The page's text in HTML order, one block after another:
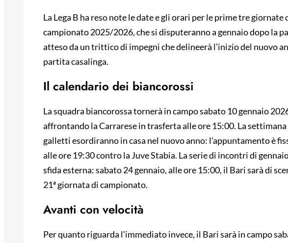
La Lega B ha reso note le date e gli orari per le prime tre
campionato 2025/2026, che si disputeranno a gennaio dopo la
atteso da un trittico di impegni che delineerà l’inizio del nuovo
partita casalinga.
Il calendario dei biancorossi
La squadra biancorossa tornerà in campo sabato 10 gennaio
affrontando la Carrarese in trasferta alle ore 15:00. La settimana
galletti esordiranno in casa nel nuovo anno: l’appuntamento è
alle ore 19:30 contro la Juve Stabia. La serie di incontri di
sfida esterna: sabato 24 gennaio, alle ore 15:00, il Bari sarà di
21ª giornata di campionato.
Avanti con velocità
Per quanto riguarda l’immediato invece, il Bari sarà in campo